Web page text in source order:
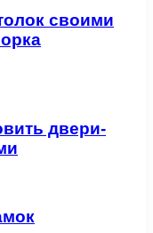
своими
двери-